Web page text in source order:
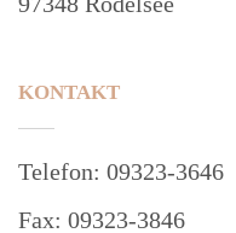
KONTAKT
Telefon: 09323-3646
Fax: 09323-3846